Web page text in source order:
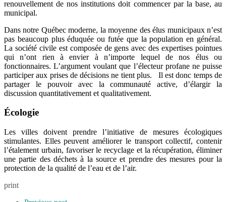
renouvellement de nos institutions doit commencer par la base, au
municipal.
Dans notre Québec moderne, la moyenne des élus municipaux n’est
pas beaucoup plus éduquée ou futée que la population en général.
La société civile est composée de gens avec des expertises pointues
qui n’ont rien à envier à n’importe lequel de nos élus ou
fonctionnaires. L’argument voulant que l’électeur profane ne puisse
participer aux prises de décisions ne tient plus. Il est donc temps de
partager le pouvoir avec la communauté active, d’élargir la
discussion quantitativement et qualitativement.
Écologie
Les villes doivent prendre l’initiative de mesures écologiques
stimulantes. Elles peuvent améliorer le transport collectif, contenir
l’étalement urbain, favoriser le recyclage et la récupération, éliminer
une partie des déchets à la source et prendre des mesures pour la
protection de la qualité de l’eau et de l’air.
print